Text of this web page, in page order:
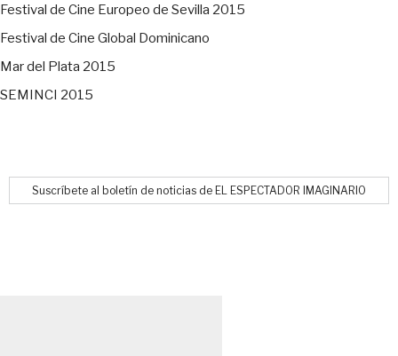
Festival de Cine Europeo de Sevilla 2015
Festival de Cine Global Dominicano
Mar del Plata 2015
SEMINCI 2015
Suscríbete al boletín de noticias de EL ESPECTADOR IMAGINARIO